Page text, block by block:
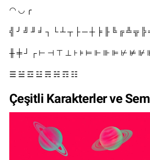
◠ ◡ ╭
╣ ╯ ╝ ╜ ╛ ┐ └ ┴ ┬ ├ ─ ┼ ╞ ╟ ╚ ╔ ╩ ╦ ╠
╫ ╪ ┘ ┌ ⊢ ⊣ ⊤ ⊥ ⊦ ⊧ ⊨ ⊩ ⊪ ⊫ ⊬ ⊭ ⊮
☰ ☱ ☲ ☳ ☴ ☵ ☶ ☷
Çeşitli Karakterler ve